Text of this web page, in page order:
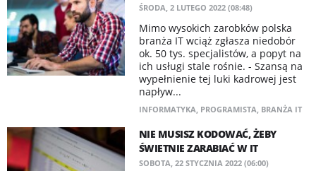
ŚRODA, 2 LUTEGO 2022 (08:48)
Mimo wysokich zarobków polska
branża IT wciąż zgłasza niedobór
ok. 50 tys. specjalistów, a popyt na
ich usługi stale rośnie. - Szansą na
wypełnienie tej luki kadrowej jest
napływ...
INFORMATYKA, PROGRAMISTA, BRANŻA IT
NIE MUSISZ KODOWAĆ, ŻEBY
ŚWIETNIE ZARABIAĆ W IT
SOBOTA, 22 STYCZNIA 2022 (06:00)